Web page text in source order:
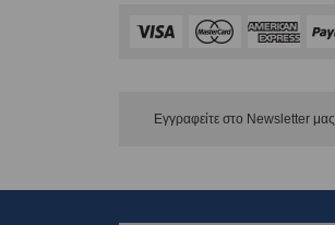
Εγγραφείτε στο Νewsletter μας